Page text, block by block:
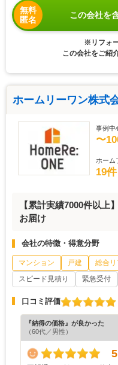
無料
匿名
この会社を
※リフォ
この会社をご紹
ホームリーワン株式
事例中
〜
ホーム
19件
【累計実績7000件以上
お届け
会社の特徴・得意分野
マンション 戸建 総合
スピード見積り
緊急受付
口コミ評価
『納得の価格』が良かった
（60代／男性）
5